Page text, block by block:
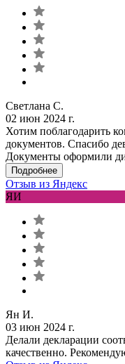
Светлана С.
02 июн 2024 г.
Хотим поблагодарить
документов. Спасибо
Документы оформили
Подробнее
Отзыв из Яндекс
ЯИ
Ян И.
03 июн 2024 г.
Делали декларации
качественно.